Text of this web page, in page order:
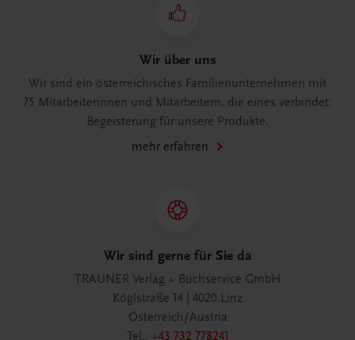
Wir über uns
Wir sind ein österreichisches Familienunternehmen mit
75 Mitarbeiterinnen und Mitarbeitern, die eines verbindet:
Begeisterung für unsere Produkte.
mehr erfahren
Wir sind gerne für Sie da
TRAUNER Verlag + Buchservice GmbH
Köglstraße 14 | 4020 Linz
Österreich/Austria
Tel.: +43 732 778241